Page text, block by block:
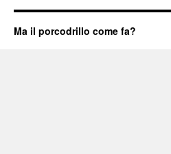
Ma il porcodrillo come fa?